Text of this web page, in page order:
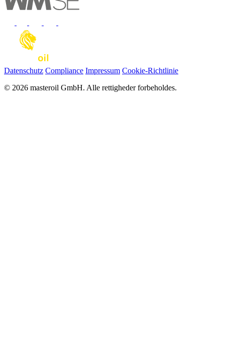
Datenschutz Compliance Impressum Cookie-Richtlinie
© 2026 masteroil GmbH. Alle rettigheder forbeholdes.